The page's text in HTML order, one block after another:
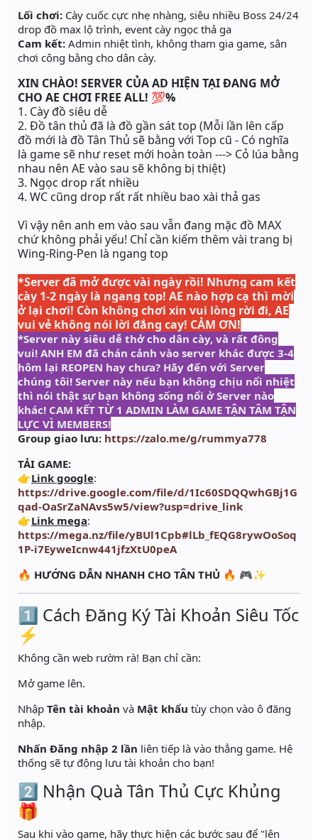
Lối chơi: Cày cuốc cực nhẹ nhàng, siêu nhiều Boss 24/24
drop đồ max lộ trình, event cày ngọc thả ga
Cam kết: Admin nhiệt tình, không tham gia game, sân
chơi công bằng cho dân cày.
XIN CHÀO! SERVER CỦA AD HIỆN TẠI ĐANG MỞ
CHO AE CHƠI FREE ALL! 💯%
1. Cày đồ siêu dễ
2. Đồ tân thủ đã là đồ gần sát top (Mỗi lần lên cấp
đồ mới là đồ Tân Thủ sẽ bằng với Top cũ - Có nghĩa
là game sẽ như reset mới hoàn toàn ---> Cỏ lúa bằng
nhau nên AE vào sau sẽ không bị thiệt)
3. Ngọc drop rất nhiều
4. WC cũng drop rất rất nhiều bao xài thả gas
Vì vậy nên anh em vào sau vẫn đang mặc đồ MAX
chứ không phải yếu! Chỉ cần kiếm thêm vài trang bị
Wing-Ring-Pen là ngang top
*Server đã mở được vài ngày rồi! Nhưng cam kết
cày 1-2 ngày là ngang top! AE nào hợp cạ thì mời
ở lại chơi! Còn không chơi xin vui lòng rời đi, AE
vui vẻ không nói lời đắng cay! CẢM ƠN!
*Server này siêu dễ thở cho dân cày, và rất đông
vui! ANH EM đã chán cảnh vào server khác được 3-4
hôm lại REOPEN hay chưa? Hãy đến với Server
chúng tôi! Server này nếu bạn không chịu nổi nhiệt
thì nói thật sự bạn không sống nổi ở Server nào
khác! CAM KẾT TỪ 1 ADMIN LÀM GAME TẬN TÂM TẬN
LỰC VÌ MEMBERS!
Group giao lưu: https://zalo.me/g/rummya778
TẢI GAME:
👉Link google:
https://drive.google.com/file/d/1Ic60SDQQwhGBj1G
qad-OaSrZaNAvs5w5/view?usp=drive_link
👉Link mega:
https://mega.nz/file/yBUl1Cpb#lLb_fEQG8rywOoSoq
1P-i7EyweIcnw441jfzXtU0peA
🔥 HƯỚNG DẪN NHANH CHO TÂN THỦ 🔥 🎮✨
1️⃣ Cách Đăng Ký Tài Khoản Siêu Tốc
⚡
Không cần web rườm rà! Bạn chỉ cần:
Mở game lên.
Nhập Tên tài khoản và Mật khẩu tùy chọn vào ô đăng
nhập.
Nhấn Đăng nhập 2 lần liên tiếp là vào thẳng game. Hệ
thống sẽ tự động lưu tài khoản cho bạn!
2️⃣ Nhận Quà Tân Thủ Cực Khủng
🎁
Sau khi vào game, hãy thực hiện các bước sau để "lên